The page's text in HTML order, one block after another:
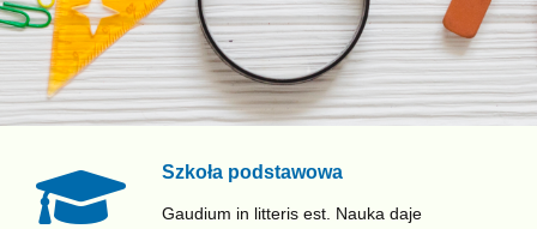
Szkoła podstawowa
Gaudium in litteris est. Nauka daje